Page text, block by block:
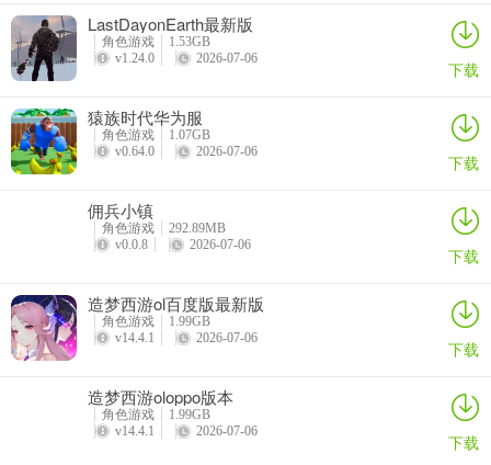
这个位置是前期最重要的，
5、目前来说好用的奶妈是五星木奶，四星水奶火奶，初始可以优先考
虑，然后就是第二个输出，现在主流大部分人都是推荐水刺，火斧，
这个就看个人喜好了
6、总结下就是（默认双五星开局的话，更欧的可以看情况配置）一个
好用的奶妈是必须的，其次就是一个输出或者盾（推荐四星木盾，宝
马，新火盾）
当你刷了一个心仪的初始之后，推图会给你很大量的钻石，记得攒到
950之后买10连（省50钻），这时候你会抽出来很多三星角色，那么
那些三星角色需要保留甚至当做主力来培养呢？
1、小火斧，也叫拉条斧，被动是攻击使友军速攻值增加，也就是能更
快提前出手，而且还带破甲，是个非常好用的辅助。用途是加快己方
LastDayonEarth最新版
角色游戏
1.53GB
v1.24.0
2026-07-06 下载
猿族时代华为服
角色游戏
1.07GB
v0.64.0
2026-07-06 下载
佣兵小镇
角色游戏
292.89MB
v0.0.8
2026-07-06 下载
造梦西游ol百度版最新版
角色游戏
1.99GB
v14.4.1
2026-07-06 下载
造梦西游oloppo版本
角色游戏
1.99GB
v14.4.1
2026-07-06 下载